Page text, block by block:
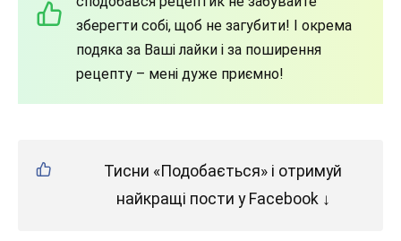
зберегти собі, щоб не загубити! І окрема
подяка за Ваші лайки і за поширення
рецепту – мені дуже приємно!
Тисни «Подобається» і отримуй
найкращі пости у Facebook ↓